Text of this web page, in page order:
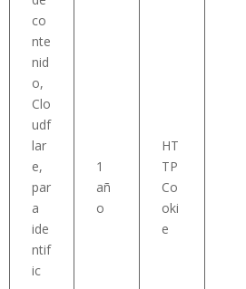
co
nte
nid
o,
Clo
udf
lar
e,
par
a
ide
ntif
ic
1
añ
o
HT
TP
Co
oki
e